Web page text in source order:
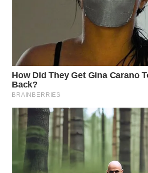
PURWAKARTA
WN
PRIANGAN
TIMUR
WN
SEMARANG
WN
SOLO